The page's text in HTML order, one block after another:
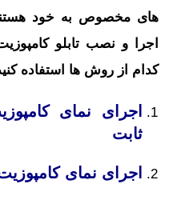
های مخصوص به خود
اجرا و نصب تابلو
کدام از روش ها استفاده
اجرای نمای
ثابت
اجرای نمای